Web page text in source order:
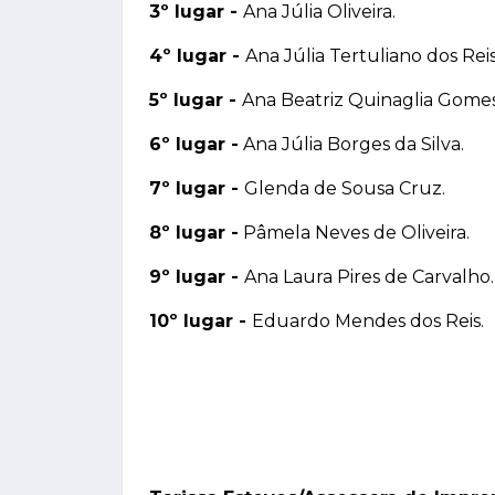
3º lugar - Ana Júlia Oliveira.
4º lugar - Ana Júlia Tertuliano dos
5º lugar - Ana Beatriz Quinaglia
6º lugar - Ana Júlia Borges da Silva.
7º lugar - Glenda de Sousa Cruz.
8º lugar - Pâmela Neves de Oliveira.
9º lugar - Ana Laura Pires de Carvalho.
10º lugar - Eduardo Mendes dos Reis.